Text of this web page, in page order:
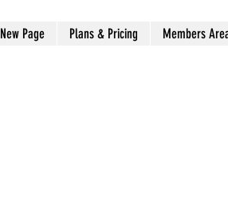
New Page Plans & Pricing Members